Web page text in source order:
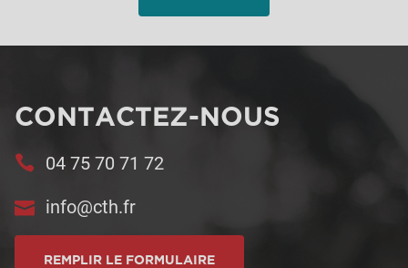
CONTACTEZ-NOUS
04 75 70 71 72
info@cth.fr
REMPLIR LE FORMULAIRE